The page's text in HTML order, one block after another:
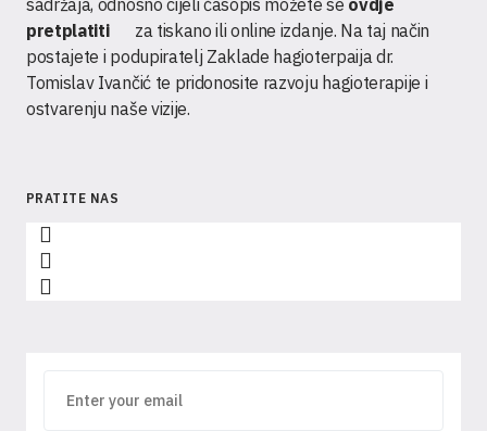
pretplatiti
za tiskano ili online izdanje. Na taj način
postajete i podupiratelj Zaklade hagioterpaija dr.
Tomislav Ivančić te pridonosite razvoju hagioterapije i
ostvarenju naše vizije.
PRATITE NAS